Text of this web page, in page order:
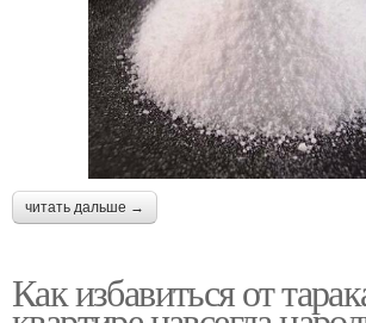
читать дальше →
Как избавиться от